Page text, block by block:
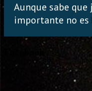
Aunque sabe
importante no es